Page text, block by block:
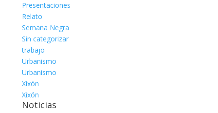
Presentaciones
Relato
Semana Negra
Sin categorizar
trabajo
Urbanismo
Urbanismo
Xixón
Xixón
Noticias